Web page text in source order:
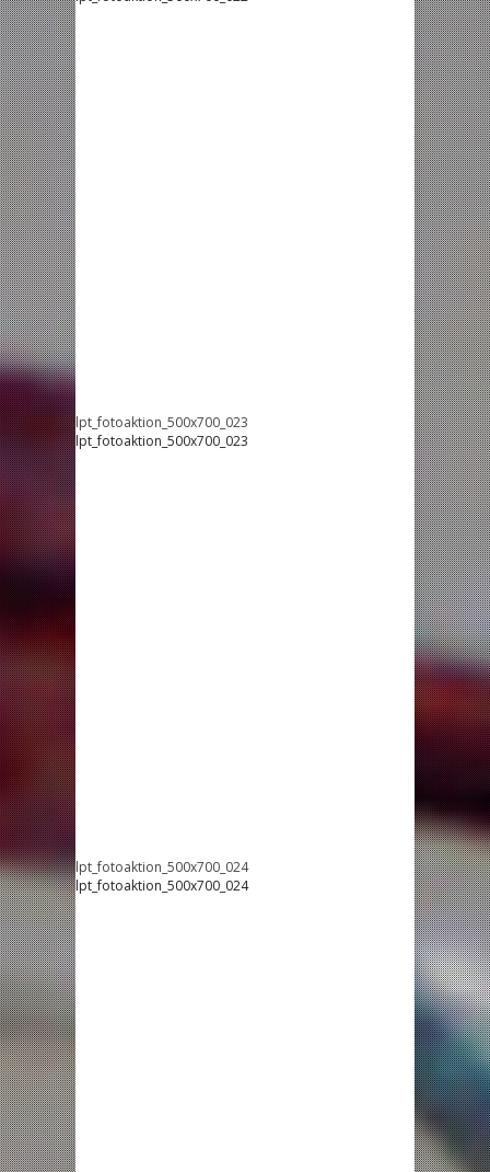
lpt_fotoaktion_500x700_023
lpt_fotoaktion_500x700_023
lpt_fotoaktion_500x700_024
lpt_fotoaktion_500x700_024